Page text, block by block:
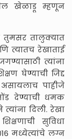
खेळाडू म्हणून
तुमसर तालुक्यात
त्यातच रेखाताई
त्यांना
घेण्याची जिद्द
पाहीजे
देण्याची धमक
दिली. रेखा
सुविधा
मध्येत्यांचे लग्न